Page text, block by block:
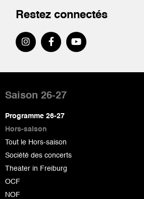
Restez connectés
de
page
Saison 26-27
Programme 26-27
Hors-saison
Tout le Hors-saison
Société des concerts
Theater in Freiburg
OCF
NOF